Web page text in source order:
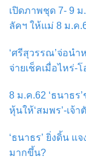
เปิดภาพชุด 7- 9
ลัคฯ ให้แม่ 8 ม.ค
‘ศรีสุวรรณ’จ่อน
จ่ายเช็คเมื่อไหร่-
8 ม.ค.62 ‘ธนาธร
หุ้นให้‘สมพร’-เจ้
‘ธนาธร’ ยิ่งดิ้น แ
มากขึ้น?